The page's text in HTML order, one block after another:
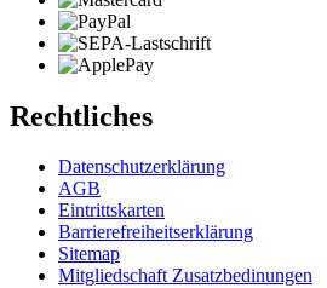
Rechtliches
Datenschutzerklärung
AGB
Eintrittskarten
Barrierefreiheitserklärung
Sitemap
Mitgliedschaft Zusatzbedinungen